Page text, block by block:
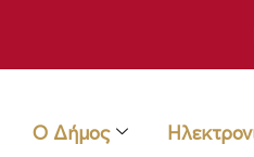
Ο Δήμος